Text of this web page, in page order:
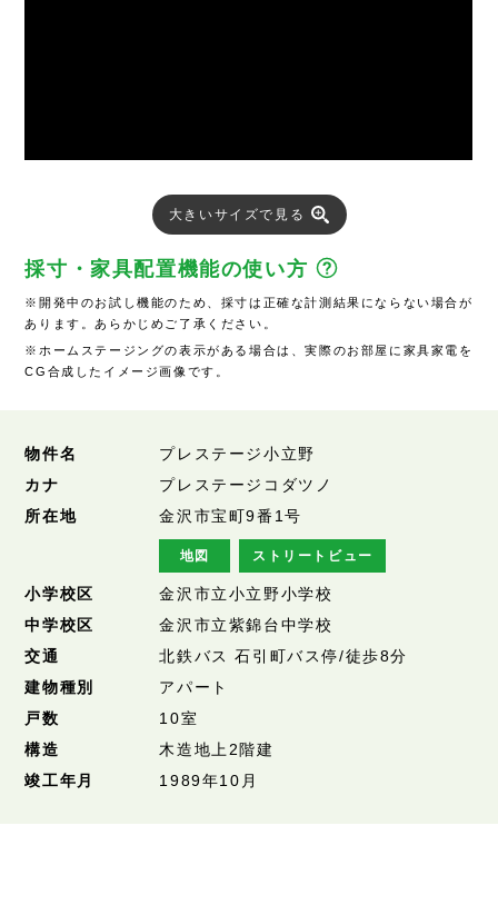
大きいサイズで見る
採寸・家具配置機能の使い方
※開発中のお試し機能のため、採寸は正確な計測結果にならない場合が
あります。あらかじめご了承ください。
※ホームステージングの表示がある場合は、実際のお部屋に家具家電を
CG合成したイメージ画像です。
物件名
プレステージ小立野
カナ
プレステージコダツノ
所在地
金沢市宝町9番1号
地図 ストリートビュー
小学校区
金沢市立小立野小学校
中学校区
金沢市立紫錦台中学校
交通
北鉄バス 石引町バス停/徒歩8分
建物種別
アパート
戸数
10室
構造
木造地上2階建
竣工年月
1989年10月